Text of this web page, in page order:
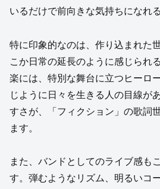
いるだけで前向きな気持ちになれ
特に印象的なのは、作り込まれた
こか日常の延長のように感じられ
楽には、特別な舞台に立つヒーロ
じように日々を生きる人の目線が
すさが、「フィクション」の歌詞
ます。
また、バンドとしてのライブ感も
す。弾むようなリズム、明るいコ